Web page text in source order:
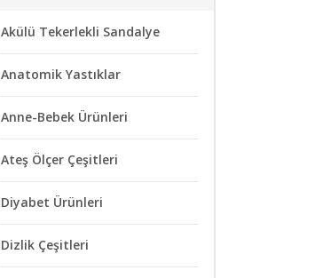
Akülü Tekerlekli Sandalye
Anatomik Yastıklar
Anne-Bebek Ürünleri
Ateş Ölçer Çeşitleri
Diyabet Ürünleri
Dizlik Çeşitleri